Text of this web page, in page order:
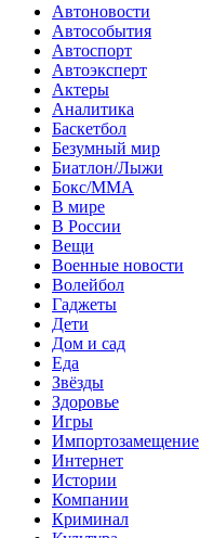
Автоновости
Автособытия
Автоспорт
Автоэксперт
Актеры
Аналитика
Баскетбол
Безумный мир
Биатлон/Лыжи
Бокс/MMA
В мире
В России
Вещи
Военные новости
Волейбол
Гаджеты
Дети
Дом и сад
Еда
Звёзды
Здоровье
Игры
Импортозамещение
Интернет
Истории
Компании
Криминал